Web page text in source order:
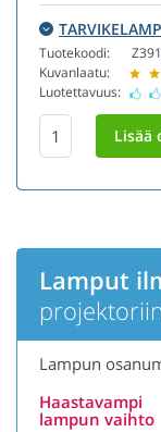
Tuotekoodi:
Kuvanlaatu:
Luotettavuus:
Lamput
Lampun
Haastavampi
lampun vaihto